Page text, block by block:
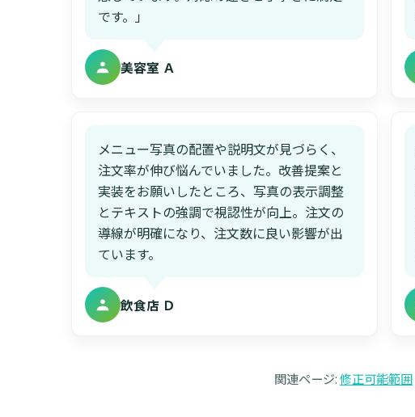
です。」
美容室 Ａ
メニュー写真の配置や説明文が見づらく、
注文率が伸び悩んでいました。改善提案と
実装をお願いしたところ、写真の表示調整
とテキストの強調で視認性が向上。注文の
導線が明確になり、注文数に良い影響が出
ています。
飲食店 Ｄ
関連ページ:修正可能範囲